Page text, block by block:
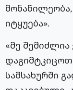
იტყუება».
«მე
სამსახურში